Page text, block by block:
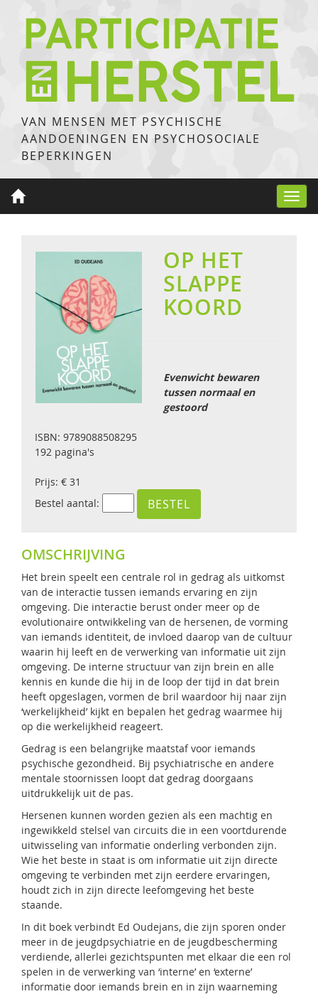
VAN MENSEN MET PSYCHISCHE
AANDOENINGEN EN PSYCHOSOCIALE
BEPERKINGEN
OP HET
SLAPPE
KOORD
Evenwicht bewaren
tussen normaal en
gestoord
ISBN: 9789088508295
192 pagina's
Prijs: € 31
Bestel aantal:
OMSCHRIJVING
Het brein speelt een centrale rol in gedrag als uitkomst
van de interactie tussen iemands ervaring en zijn
omgeving. Die interactie berust onder meer op de
evolutionaire ontwikkeling van de hersenen, de vorming
van iemands identiteit, de invloed daarop van de cultuur
waarin hij leeft en de verwerking van informatie uit zijn
omgeving. De interne structuur van zijn brein en alle
kennis en kunde die hij in de loop der tijd in dat brein
heeft opgeslagen, vormen de bril waardoor hij naar zijn
‘werkelijkheid’ kijkt en bepalen het gedrag waarmee hij
op die werkelijkheid reageert.
Gedrag is een belangrijke maatstaf voor iemands
psychische gezondheid. Bij psychiatrische en andere
mentale stoornissen loopt dat gedrag doorgaans
uitdrukkelijk uit de pas.
Hersenen kunnen worden gezien als een machtig en
ingewikkeld stelsel van circuits die in een voortdurende
uitwisseling van informatie onderling verbonden zijn.
Wie het beste in staat is om informatie uit zijn directe
omgeving te verbinden met zijn eerdere ervaringen,
houdt zich in zijn directe leefomgeving het beste
staande.
In dit boek verbindt Ed Oudejans, die zijn sporen onder
meer in de jeugdpsychiatrie en de jeugdbescherming
verdiende, allerlei gezichtspunten met elkaar die een rol
spelen in de verwerking van ‘interne’ en ‘externe’
informatie door iemands brein en in zijn waarneming